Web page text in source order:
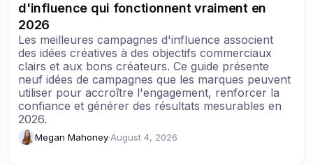
d'influence qui fonctionnent vraiment en
2026
Les meilleures campagnes d'influence associent
des idées créatives à des objectifs commerciaux
clairs et aux bons créateurs. Ce guide présente
neuf idées de campagnes que les marques peuvent
utiliser pour accroître l'engagement, renforcer la
confiance et générer des résultats mesurables en
2026.
Megan Mahoney·August 4, 2026